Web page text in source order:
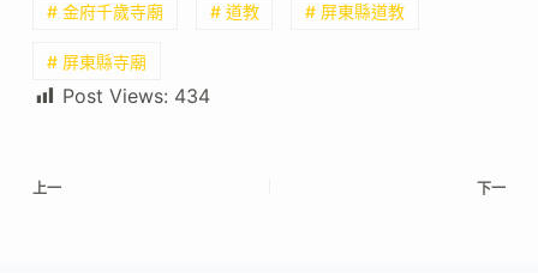
# 金府千歲寺廟 # 道教 # 屏東縣道教
# 屏東縣寺廟
Post Views: 434
上一 下一